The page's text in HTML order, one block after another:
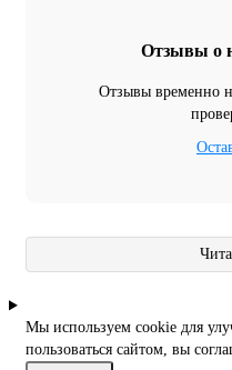
Отзывы о
Отзывы временно
Мы используем cookie для
пользоваться сайтом, вы